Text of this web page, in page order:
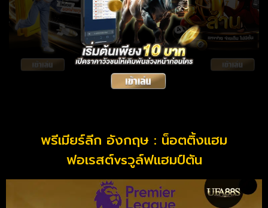
พรีเมียร์ลีก อังกฤษ : น็อตติ้งแฮม
ฟอเรสต์vsวูล์ฟแฮมป์ตัน